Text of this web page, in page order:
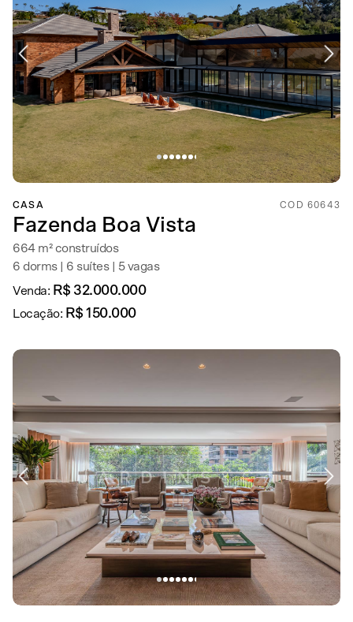
CASA COD 60643
Fazenda Boa Vista
664 m² construídos
6 dorms | 6 suítes | 5 vagas
Venda: R$ 32.000.000
Locação: R$ 150.000